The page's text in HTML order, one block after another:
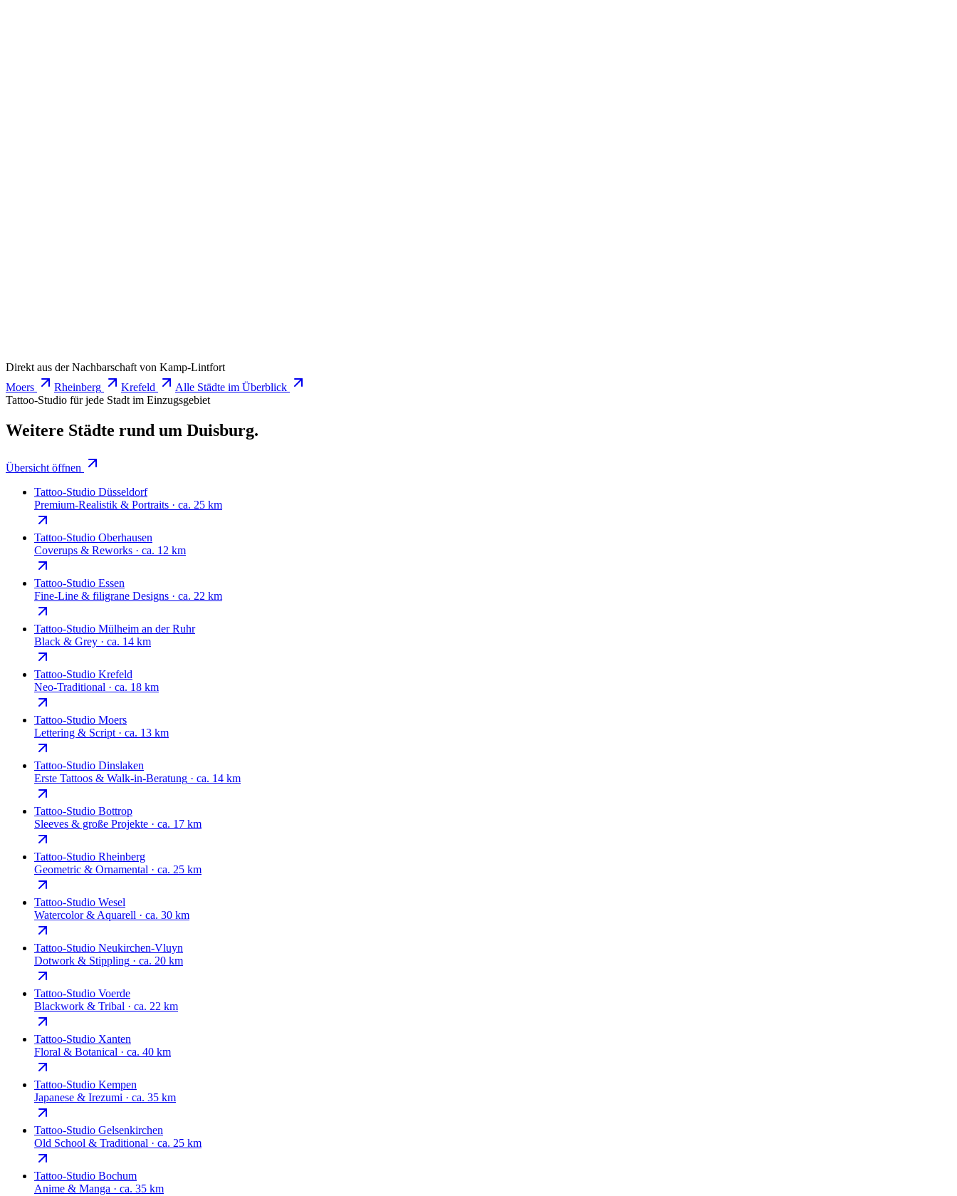
Direkt aus der Nachbarschaft von Kamp-Lintfort
Moers
Rheinberg Krefeld
Alle Städte im Überblick
Tattoo-Studio für jede Stadt im Einzugsgebiet
Weitere Städte rund um Duisburg.
Übersicht öffnen
Tattoo-Studio Düsseldorf
Premium-Realistik & Portraits · ca. 25 km
Tattoo-Studio Oberhausen
Coverups & Reworks · ca. 12 km
Tattoo-Studio Essen
Fine-Line & filigrane Designs · ca. 22 km
Tattoo-Studio Mülheim an der Ruhr
Black & Grey · ca. 14 km
Tattoo-Studio Krefeld
Neo-Traditional · ca. 18 km
Tattoo-Studio Moers
Lettering & Script · ca. 13 km
Tattoo-Studio Dinslaken
Erste Tattoos & Walk-in-Beratung · ca. 14 km
Tattoo-Studio Bottrop
Sleeves & große Projekte · ca. 17 km
Tattoo-Studio Rheinberg
Geometric & Ornamental · ca. 25 km
Tattoo-Studio Wesel
Watercolor & Aquarell · ca. 30 km
Tattoo-Studio Neukirchen-Vluyn
Dotwork & Stippling · ca. 20 km
Tattoo-Studio Voerde
Blackwork & Tribal · ca. 22 km
Tattoo-Studio Xanten
Floral & Botanical · ca. 40 km
Tattoo-Studio Kempen
Japanese & Irezumi · ca. 35 km
Tattoo-Studio Gelsenkirchen
Old School & Traditional · ca. 25 km
Tattoo-Studio Bochum
Anime & Manga · ca. 35 km